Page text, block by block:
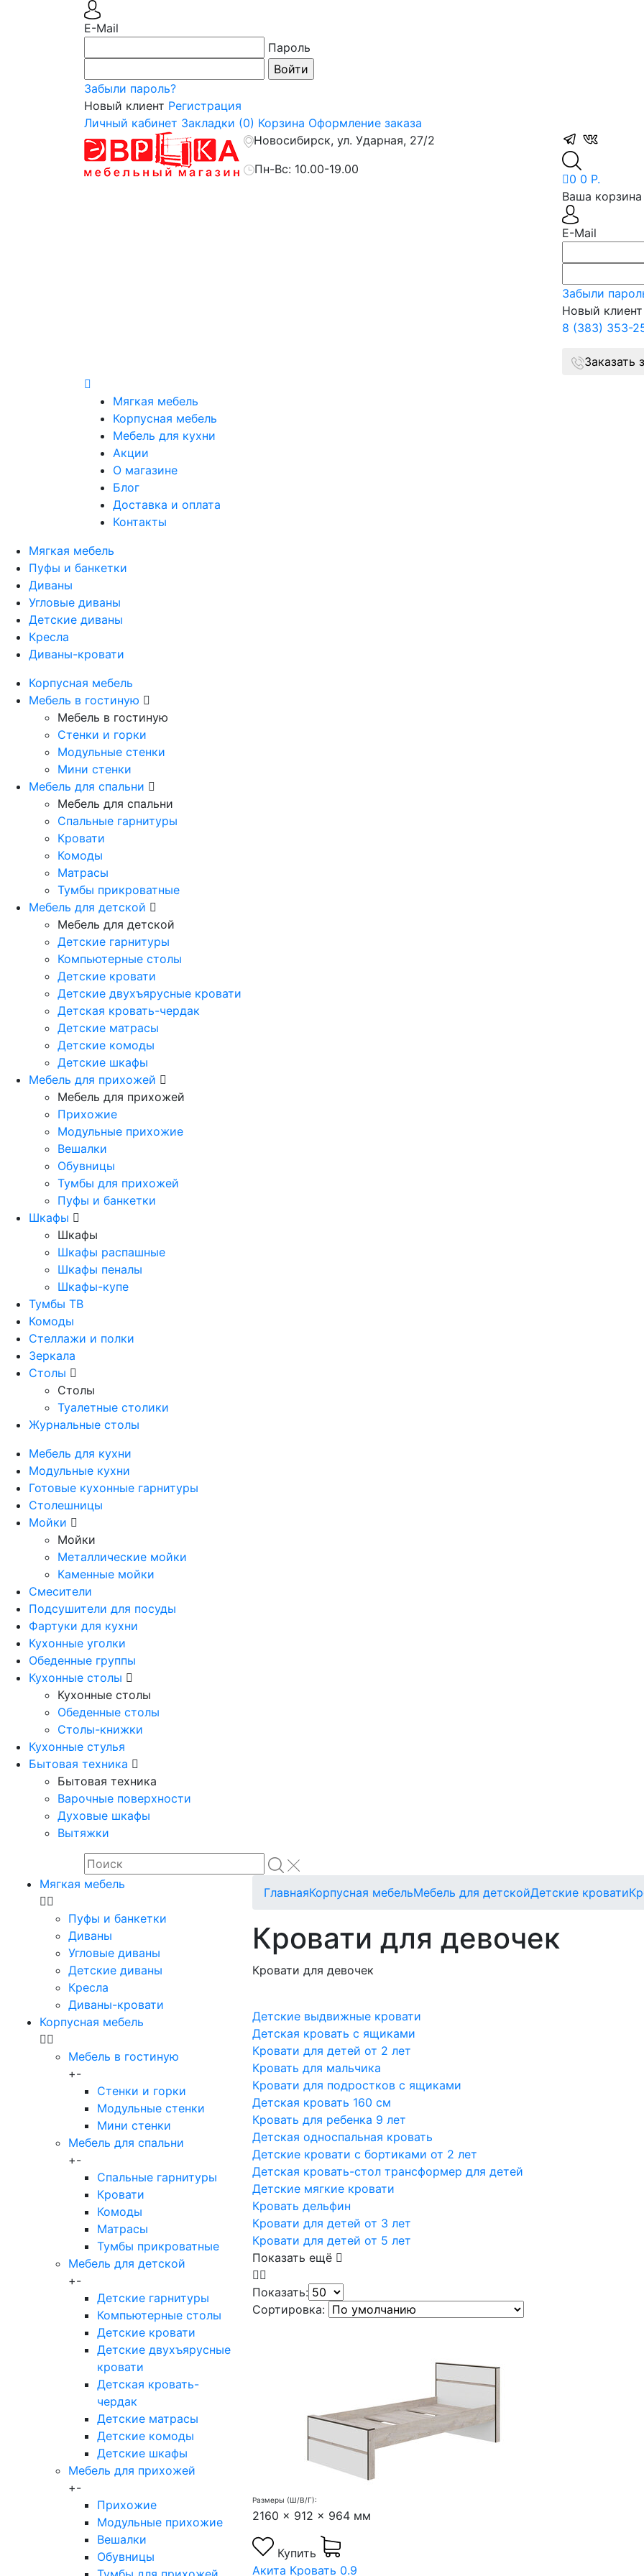
E-Mail
Пароль
Забыли пароль?
Новый клиент Регистрация
Личный кабинет Закладки (0) Корзина Оформление заказа
Новосибирск, ул. Ударная, 27/2
Пн-Вс: 10.00-19.00
0 0 Р.
Ваша корзина
E-Mail
Забыли
Новый клиент
8 (383) 353-
Заказать
Мягкая мебель
Корпусная мебель
Мебель для кухни
Акции
О магазине
Блог
Доставка и оплата
Контакты
Мягкая мебель
Пуфы и банкетки
Диваны
Угловые диваны
Детские диваны
Кресла
Диваны-кровати
Корпусная мебель
Мебель в гостиную
Мебель в гостиную
Стенки и горки
Модульные стенки
Мини стенки
Мебель для спальни
Мебель для спальни
Спальные гарнитуры
Кровати
Комоды
Матрасы
Тумбы прикроватные
Мебель для детской
Мебель для детской
Детские гарнитуры
Компьютерные столы
Детские кровати
Детские двухъярусные кровати
Детская кровать-чердак
Детские матрасы
Детские комоды
Детские шкафы
Мебель для прихожей
Мебель для прихожей
Прихожие
Модульные прихожие
Вешалки
Обувницы
Тумбы для прихожей
Пуфы и банкетки
Шкафы
Шкафы
Шкафы распашные
Шкафы пеналы
Шкафы-купе
Тумбы ТВ
Комоды
Стеллажи и полки
Зеркала
Столы
Столы
Туалетные столики
Журнальные столы
Мебель для кухни
Модульные кухни
Готовые кухонные гарнитуры
Столешницы
Мойки
Мойки
Металлические мойки
Каменные мойки
Смесители
Подсушители для посуды
Фартуки для кухни
Кухонные уголки
Обеденные группы
Кухонные столы
Кухонные столы
Обеденные столы
Столы-книжки
Кухонные стулья
Бытовая техника
Бытовая техника
Варочные поверхности
Духовые шкафы
Вытяжки
Мягкая мебель
Пуфы и банкетки
Диваны
Угловые диваны
Детские диваны
Кресла
Диваны-кровати
Корпусная мебель
Мебель в гостиную
+-
Стенки и горки
Модульные стенки
Мини стенки
Мебель для спальни
+-
Спальные гарнитуры
Кровати
Комоды
Матрасы
Тумбы прикроватные
Мебель для детской
+-
Детские гарнитуры
Компьютерные столы
Детские кровати
Детские двухъярусные
кровати
Детская кровать-
чердак
Детские матрасы
Детские комоды
Детские шкафы
Мебель для прихожей
+-
Прихожие
Модульные прихожие
Вешалки
Обувницы
ГлавнаяКорпусная мебельМебель для детскойДетские кровати
Кровати для девочек
Кровати для девочек
Детские выдвижные кровати
Детская кровать с ящиками
Кровати для детей от 2 лет
Кровать для мальчика
Кровати для подростков с ящиками
Детская кровать 160 см
Кровать для ребенка 9 лет
Детская односпальная кровать
Детские кровати с бортиками от 2 лет
Детская кровать-стол трансформер для детей
Детские мягкие кровати
Кровать дельфин
Кровати для детей от 3 лет
Кровати для детей от 5 лет
Показать ещё
Показать:
Сортировка:
Размеры (Ш/В/Г):
2160 x 912 x 964 мм
Купить
Акита Кровать 0.9